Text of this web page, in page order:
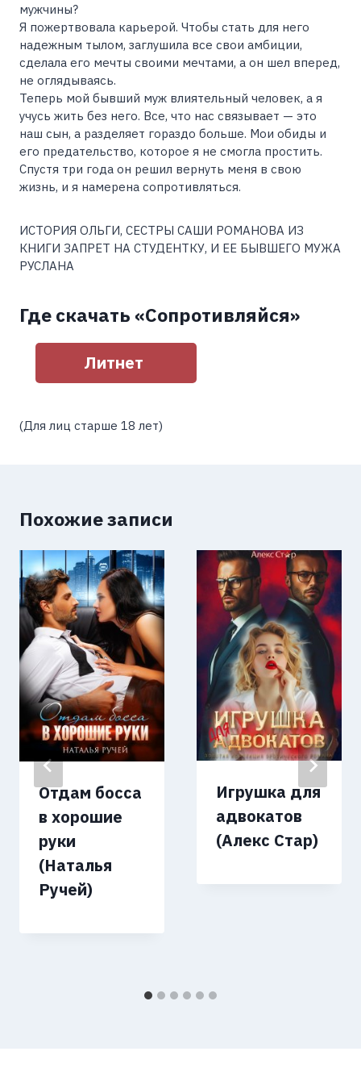
мужчины?
Я пожертвовала карьерой. Чтобы стать для него
надежным тылом, заглушила все свои амбиции,
сделала его мечты своими мечтами, а он шел вперед,
не оглядываясь.
Теперь мой бывший муж влиятельный человек, а я
учусь жить без него. Все, что нас связывает — это
наш сын, а разделяет гораздо больше. Мои обиды и
его предательство, которое я не смогла простить.
Спустя три года он решил вернуть меня в свою
жизнь, и я намерена сопротивляться.
ИСТОРИЯ ОЛЬГИ, СЕСТРЫ САШИ РОМАНОВА ИЗ
КНИГИ ЗАПРЕТ НА СТУДЕНТКУ, И ЕЕ БЫВШЕГО МУЖА
РУСЛАНА
Где скачать «Сопротивляйся»
Литнет
(Для лиц старше 18 лет)
Похожие записи
Отдам босса
в хорошие
руки
(Наталья
Ручей)
Игрушка для
адвокатов
(Алекс Стар)